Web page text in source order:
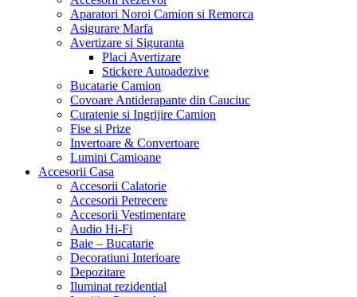
Aparatori Noroi Camion si Remorca
Asigurare Marfa
Avertizare si Siguranta
Placi Avertizare
Stickere Autoadezive
Bucatarie Camion
Covoare Antiderapante din Cauciuc
Curatenie si Ingrijire Camion
Fise si Prize
Invertoare & Convertoare
Lumini Camioane
Accesorii Casa
Accesorii Calatorie
Accesorii Petrecere
Accesorii Vestimentare
Audio Hi-Fi
Baie – Bucatarie
Decoratiuni Interioare
Depozitare
Iluminat rezidential